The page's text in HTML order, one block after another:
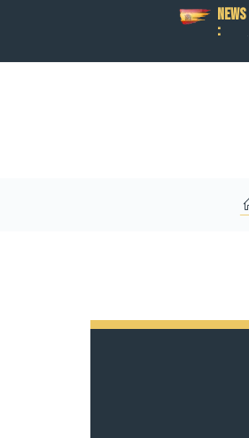
News
:
ENTRE RAGT Y BAYER PARA
DA UN NUEVO PASO ADELANTE.